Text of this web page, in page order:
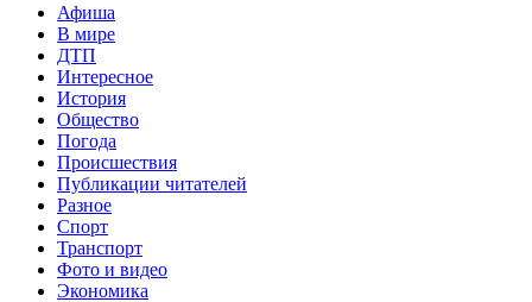
Афиша
В мире
ДТП
Интересное
История
Общество
Погода
Происшествия
Публикации читателей
Разное
Спорт
Транспорт
Фото и видео
Экономика